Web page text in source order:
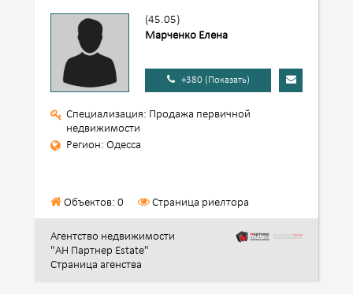
(45.05)
Марченко Елена
+380 (Показать)
Специализация: Продажа первичной
недвижимости
Регион: Одесса
Объектов: 0 Страница риелтора
Агентство недвижимости
"АН Партнер Estate"
Страница агенства